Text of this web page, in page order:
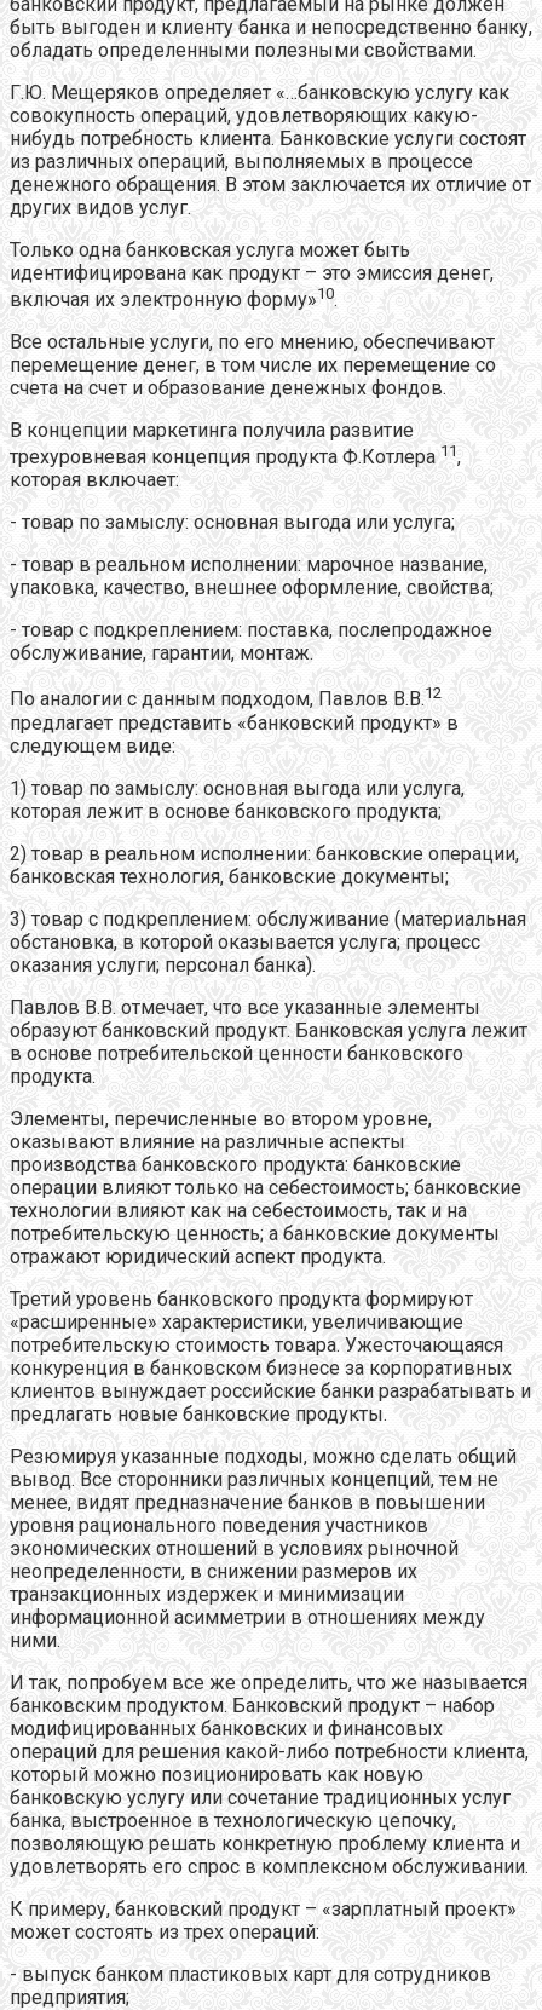
быть выгоден и клиенту банка и непосредственно банку,
обладать определенными полезными свойствами.
Г.Ю. Мещеряков определяет «…банковскую услугу как
совокупность операций, удовлетворяющих какую-
нибудь потребность клиента. Банковские услуги состоят
из различных операций, выполняемых в процессе
денежного обращения. В этом заключается их отличие от
других видов услуг.
Только одна банковская услуга может быть
идентифицирована как продукт – это эмиссия денег,
включая их электронную форму»10.
Все остальные услуги, по его мнению, обеспечивают
перемещение денег, в том числе их перемещение со
счета на счет и образование денежных фондов.
В концепции маркетинга получила развитие
трехуровневая концепция продукта Ф.Котлера 11,
которая включает:
- товар по замыслу: основная выгода или услуга;
- товар в реальном исполнении: марочное название,
упаковка, качество, внешнее оформление, свойства;
- товар с подкреплением: поставка, послепродажное
обслуживание, гарантии, монтаж.
По аналогии с данным подходом, Павлов В.В.12
предлагает представить «банковский продукт» в
следующем виде:
1) товар по замыслу: основная выгода или услуга,
которая лежит в основе банковского продукта;
2) товар в реальном исполнении: банковские операции,
банковская технология, банковские документы;
3) товар с подкреплением: обслуживание (материальная
обстановка, в которой оказывается услуга; процесс
оказания услуги; персонал банка).
Павлов В.В. отмечает, что все указанные элементы
образуют банковский продукт. Банковская услуга лежит
в основе потребительской ценности банковского
продукта.
Элементы, перечисленные во втором уровне,
оказывают влияние на различные аспекты
производства банковского продукта: банковские
операции влияют только на себестоимость; банковские
технологии влияют как на себестоимость, так и на
потребительскую ценность; а банковские документы
отражают юридический аспект продукта.
Третий уровень банковского продукта формируют
«расширенные» характеристики, увеличивающие
потребительскую стоимость товара. Ужесточающаяся
конкуренция в банковском бизнесе за корпоративных
клиентов вынуждает российские банки разрабатывать и
предлагать новые банковские продукты.
Резюмируя указанные подходы, можно сделать общий
вывод. Все сторонники различных концепций, тем не
менее, видят предназначение банков в повышении
уровня рационального поведения участников
экономических отношений в условиях рыночной
неопределенности, в снижении размеров их
транзакционных издержек и минимизации
информационной асимметрии в отношениях между
ними.
И так, попробуем все же определить, что же называется
банковским продуктом. Банковский продукт – набор
модифицированных банковских и финансовых
операций для решения какой-либо потребности клиента,
который можно позиционировать как новую
банковскую услугу или сочетание традиционных услуг
банка, выстроенное в технологическую цепочку,
позволяющую решать конкретную проблему клиента и
удовлетворять его спрос в комплексном обслуживании.
К примеру, банковский продукт – «зарплатный проект»
может состоять из трех операций:
- выпуск банком пластиковых карт для сотрудников
предприятия;